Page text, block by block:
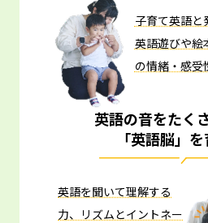
子育て英語と
英語遊びや絵
の情緒・感受
英語の音をたく
「英語脳」
英語を聞いて理解する
力、リズムとイントネー